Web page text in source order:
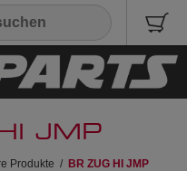
JMP
Produkte / BR ZUG HI JMP